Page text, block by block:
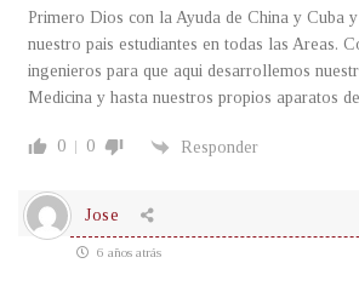
Primero Dios con la Ayuda de China y Cuba
nuestro pais estudiantes en todas las Areas.
ingenieros para que aqui desarrollemos
Medicina y hasta nuestros propios aparatos
0 0 Responder
Jose
6 años atrás